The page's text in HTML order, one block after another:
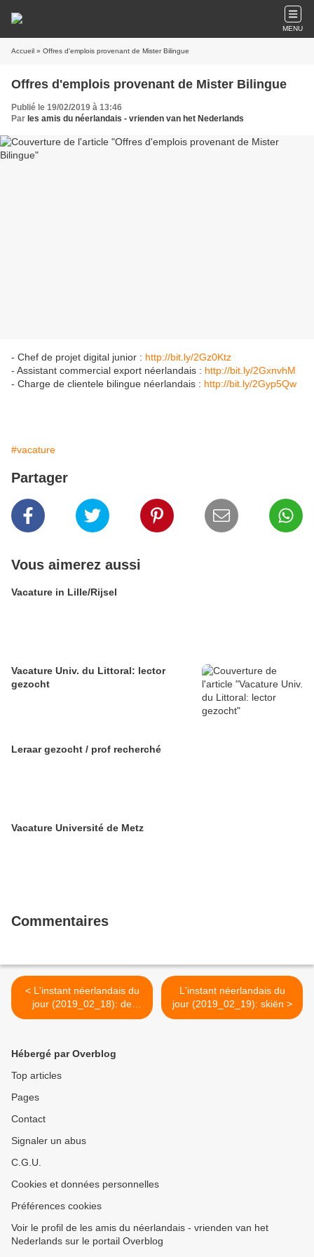
MENU
Accueil » Offres d'emplois provenant de Mister Bilingue
Offres d'emplois provenant de Mister Bilingue
Publié le 19/02/2019 à 13:46
Par les amis du néerlandais - vrienden van het Nederlands
- Chef de projet digital junior : http://bit.ly/2Gz0Ktz
- Assistant commercial export néerlandais : http://bit.ly/2GxnvhM
- Charge de clientele bilingue néerlandais : http://bit.ly/2Gyp5Qw
#vacature
Partager
Vous aimerez aussi
Vacature in Lille/Rijsel
Vacature Univ. du Littoral: lector
gezocht
Leraar gezocht / prof recherché
Vacature Université de Metz
Commentaires
< L'instant néerlandais du
jour (2019_02_18): de
krokusvakantie
L'instant néerlandais du
jour (2019_02_19): skiën >
Hébergé par Overblog
Top articles
Pages
Contact
Signaler un abus
C.G.U.
Cookies et données personnelles
Préférences cookies
Voir le profil de les amis du néerlandais - vrienden van het
Nederlands sur le portail Overblog